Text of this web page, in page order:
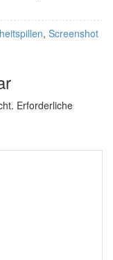
, Screenshot
Erforderliche